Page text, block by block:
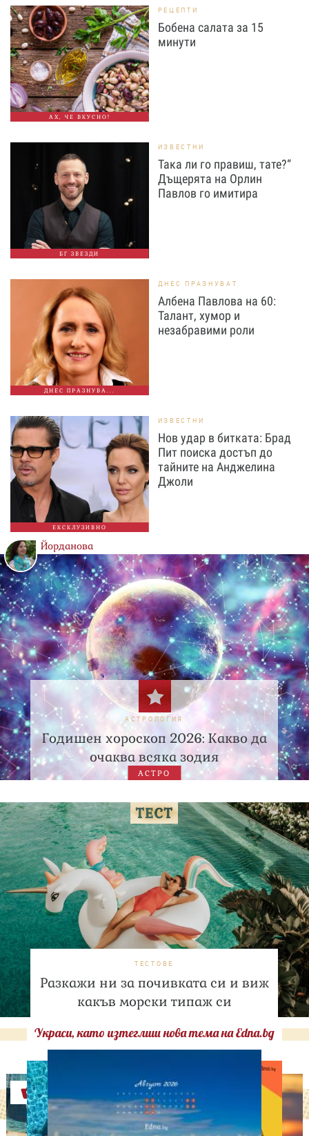
АХ, ЧЕ ВКУСНО!
РЕЦЕПТИ
Бобена салата за 15
минути
БГ ЗВЕЗДИ
ИЗВЕСТНИ
Така ли го правиш, тате?“
Дъщерята на Орлин
Павлов го имитира
ДНЕС ПРАЗНУВА...
ДНЕС ПРАЗНУВАТ
Албена Павлова на 60:
Талант, хумор и
незабравими роли
ЕКСКЛУЗИВНО
ИЗВЕСТНИ
Нов удар в битката: Брад
Пит поиска достъп до
тайните на Анджелина
Джоли
Йорданова
АСТРОЛОГИЯ
Годишен хороскоп 2026: Какво да
очаква всяка зодия
АСТРО
ТЕСТОВЕ
Разкажи ни за почивката си и виж
какъв морски типаж си
Украси, като изтеглиш нова тема на Edna.bg
Оферти